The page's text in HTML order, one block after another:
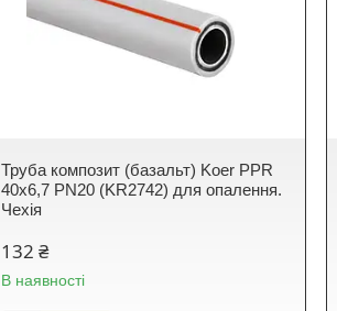
Труба композит (базальт) Koer PPR
40x6,7 PN20 (KR2742) для опалення.
Чехія
132 ₴
В наявності